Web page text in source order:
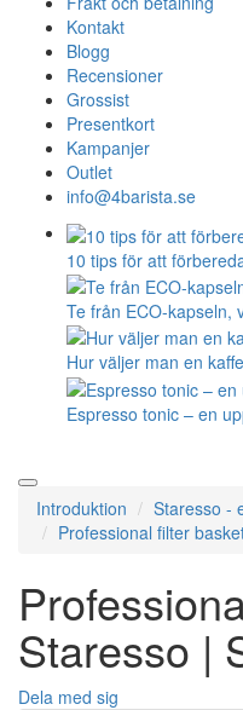
Kontakt
Blogg
Recensioner
Grossist
Presentkort
Kampanjer
Outlet
info@4barista.se
10 tips för att
Te från ECO-kapseln,
Hur väljer man en
Espresso tonic – en
Introduktion
Staresso -
Professional filter
Staresso |
Dela med sig